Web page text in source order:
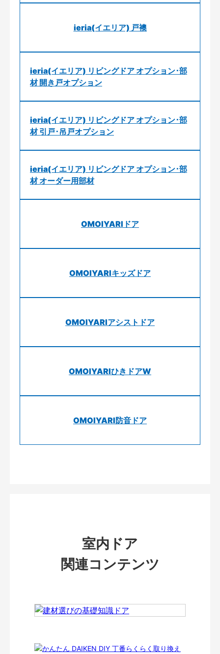
ieria(イエリア) 戸襖
ieria(イエリア) リビングドア オプション･部
材 開き戸オプション
ieria(イエリア) リビングドア オプション･部
材 引戸･吊戸オプション
ieria(イエリア) リビングドア オプション･部
材 オーダー用部材
OMOIYARIドア
OMOIYARIキッズドア
OMOIYARIアシストドア
OMOIYARIひきドアW
OMOIYARI防音ドア
室内ドア
関連コンテンツ